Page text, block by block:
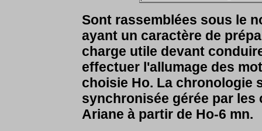
Sont rassemblées sous le
ayant un caractère de
charge utile devant
effectuer l'allumage des
choisie Ho. La chronologie
synchronisée gérée par
Ariane à partir de Ho-6 mn.